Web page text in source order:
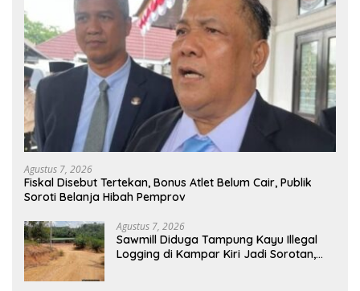
Agustus 7, 2026
Fiskal Disebut Tertekan, Bonus Atlet Belum Cair, Publik
Soroti Belanja Hibah Pemprov
Agustus 7, 2026
Sawmill Diduga Tampung Kayu Illegal
Logging di Kampar Kiri Jadi Sorotan,